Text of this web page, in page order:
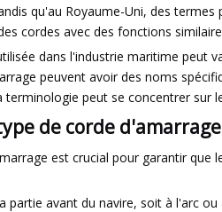
qu'au Royaume-Uni, des
cordes avec des fonctions
dans l'industrie maritime
peuvent avoir des noms
peut se concentrer sur
de corde d'amarrage
est crucial pour garantir
partie avant du navire, soit à l'arc